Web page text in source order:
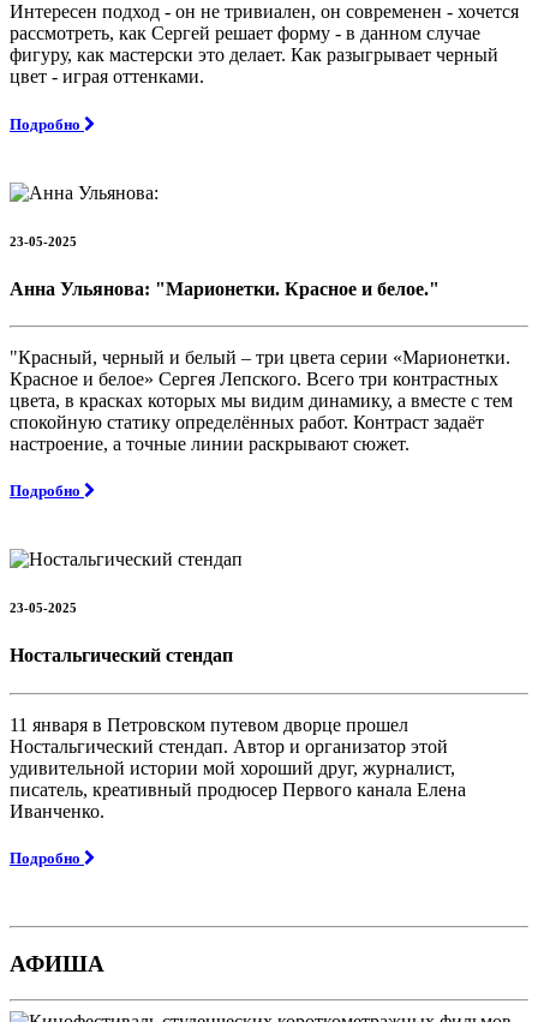
Интересен подход - он не тривиален, он современен - хочется
рассмотреть, как Сергей решает форму - в данном случае
фигуру, как мастерски это делает. Как разыгрывает черный
цвет - играя оттенками.
Подробно
23-05-2025
Анна Ульянова: "Марионетки. Красное и белое."
"Красный, черный и белый – три цвета серии «Марионетки.
Красное и белое» Сергея Лепского. Всего три контрастных
цвета, в красках которых мы видим динамику, а вместе с тем
спокойную статику определённых работ. Контраст задаёт
настроение, а точные линии раскрывают сюжет.
Подробно
23-05-2025
Ностальгический стендап
11 января в Петровском путевом дворце прошел
Ностальгический стендап. Автор и организатор этой
удивительной истории мой хороший друг, журналист,
писатель, креативный продюсер Первого канала Елена
Иванченко.
Подробно
АФИША